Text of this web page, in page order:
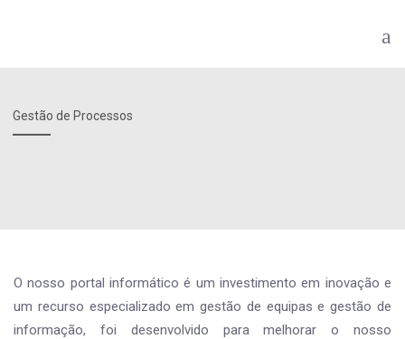
Gestão de Processos
O nosso portal informático é um investimento em inovação e
um recurso especializado em gestão de equipas e gestão de
informação, foi desenvolvido para melhorar o nosso